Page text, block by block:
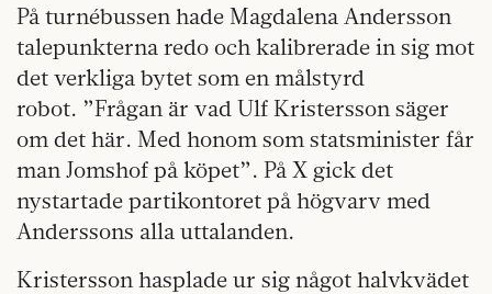
På turnébussen hade Magdalena Andersson
talepunkterna redo och kalibrerade in sig mot
det verkliga bytet som en målstyrd
robot. ”Frågan är vad Ulf Kristersson säger
om det här. Med honom som statsminister får
man Jomshof på köpet”. På X gick det
nystartade partikontoret på högvarv med
Anderssons alla uttalanden.
Kristersson hasplade ur sig något halvkvädet